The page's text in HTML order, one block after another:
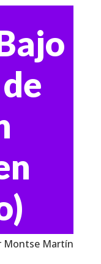
Montse Martín